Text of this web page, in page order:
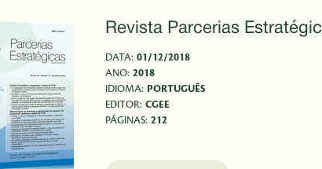
Revista Parcerias
DATA: 01/12/2018
ANO: 2018
IDIOMA: PORTUGUÊS
EDITOR: CGEE
PÁGINAS: 212